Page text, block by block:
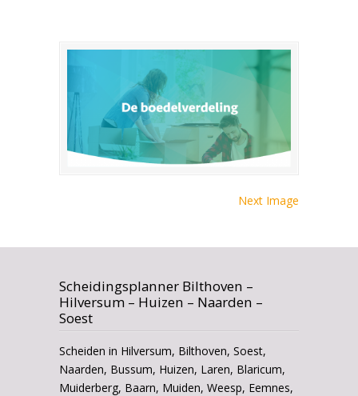
Next Image
Scheidingsplanner Bilthoven –
Hilversum – Huizen – Naarden –
Soest
Scheiden in Hilversum, Bilthoven, Soest,
Naarden, Bussum, Huizen, Laren, Blaricum,
Muiderberg, Baarn, Muiden, Weesp, Eemnes,